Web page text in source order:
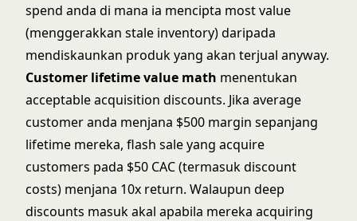
spend anda di mana ia mencipta most value
(menggerakkan stale inventory) daripada
mendiskaunkan produk yang akan terjual anyway.
Customer lifetime value math menentukan
acceptable acquisition discounts. Jika average
customer anda menjana $500 margin sepanjang
lifetime mereka, flash sale yang acquire
customers pada $50 CAC (termasuk discount
costs) menjana 10x return. Walaupun deep
discounts masuk akal apabila mereka acquiring